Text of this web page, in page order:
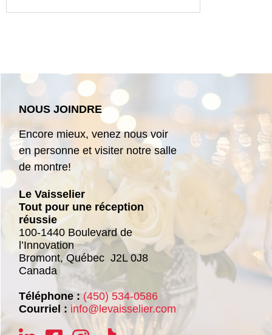
NOUS JOINDRE
Encore mieux, venez nous voir
en personne et visiter notre salle
de montre!
Le Vaisselier
Tout pour une réception
réussie
100-1440 Boulevard de
l’Innovation
Bromont,Québec J2L 0J8
Canada
Téléphone : (450) 534-0586
Courriel : info@levaisselier.com